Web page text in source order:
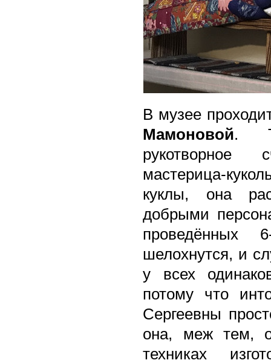
В музее
Мамоновой.
рукотворное
мастерица-
куклы, она
добрыми
проведённых
шелохнутся, и
у всех
потому что
Сергеевны
она, меж тем,
техниках